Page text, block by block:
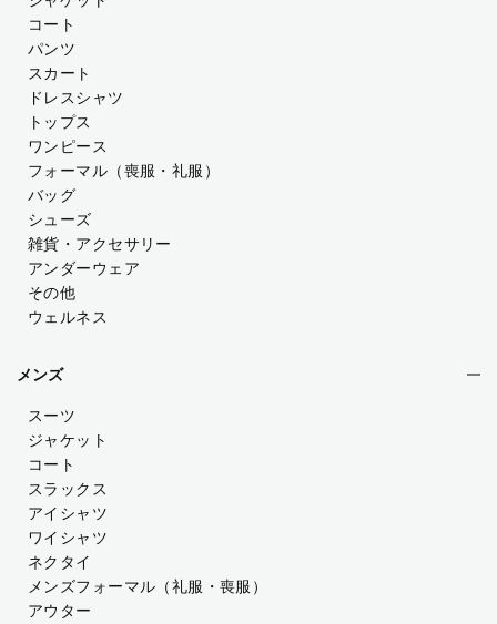
コート
パンツ
スカート
ドレスシャツ
トップス
ワンピース
フォーマル（喪服・礼服）
バッグ
シューズ
雑貨・アクセサリー
アンダーウェア
その他
ウェルネス
メンズ
スーツ
ジャケット
コート
スラックス
アイシャツ
ワイシャツ
ネクタイ
メンズフォーマル （礼服・喪服）
アウター